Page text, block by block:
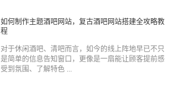
如何制作主题酒吧网站，复古酒吧网站搭建全攻略教
程
对于休闲酒吧、清吧而言，如今的线上阵地早已不只
是简单的信息告知窗口，更像是一扇能让顾客提前感
受到氛围、了解特色 ...